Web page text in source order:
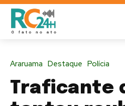
Araruama Destaque Polícia
Traficante